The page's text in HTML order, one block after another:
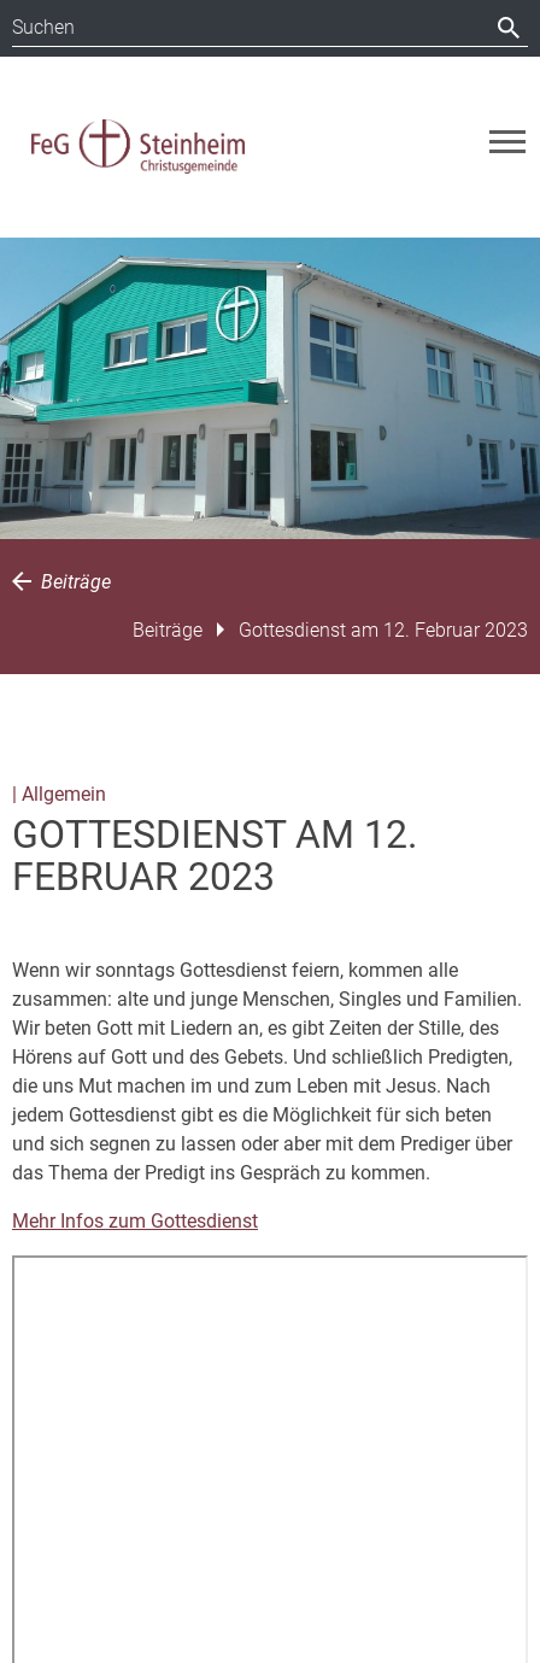
Beiträge
Beiträge Gottesdienst am 12. Februar 2023
| Allgemein
GOTTESDIENST AM 12.
FEBRUAR 2023
Wenn wir sonntags Gottesdienst feiern, kommen alle
zusammen: alte und junge Menschen, Singles und Familien.
Wir beten Gott mit Liedern an, es gibt Zeiten der Stille, des
Hörens auf Gott und des Gebets. Und schließlich Predigten,
die uns Mut machen im und zum Leben mit Jesus. Nach
jedem Gottesdienst gibt es die Möglichkeit für sich beten
und sich segnen zu lassen oder aber mit dem Prediger über
das Thema der Predigt ins Gespräch zu kommen.
Mehr Infos zum Gottesdienst